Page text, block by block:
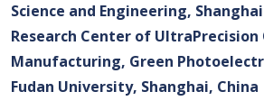
Science and Engineering,
Research Center of UltraPrecision
Manufacturing, Green
Fudan University, Shanghai, China